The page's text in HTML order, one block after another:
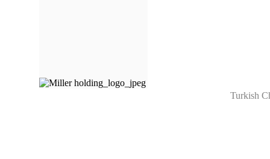
Turkish